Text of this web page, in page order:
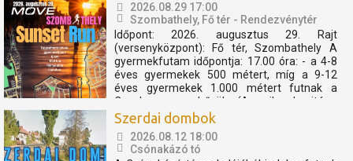
2026.08.29 17:00
Szombathely, Fő tér - Rendezvénytér
Időpont: 2026. augusztus 29. Rajt
(versenyközpont): Fő tér, Szombathely A
gyermekfutam időpontja: 17.00 óra: - a 4-8
éves gyermekek 500 métert, míg a 9-12
éves gyermekek 1.000 métert futnak a
Cosplay szuperhősök (Amerika kapitány,
Thor, Pókember, Venom) műsorát, és a velük
való közös bemelegítést követően....
Szerdai dombok
2026.08.12 18:00
Csónakázó tó